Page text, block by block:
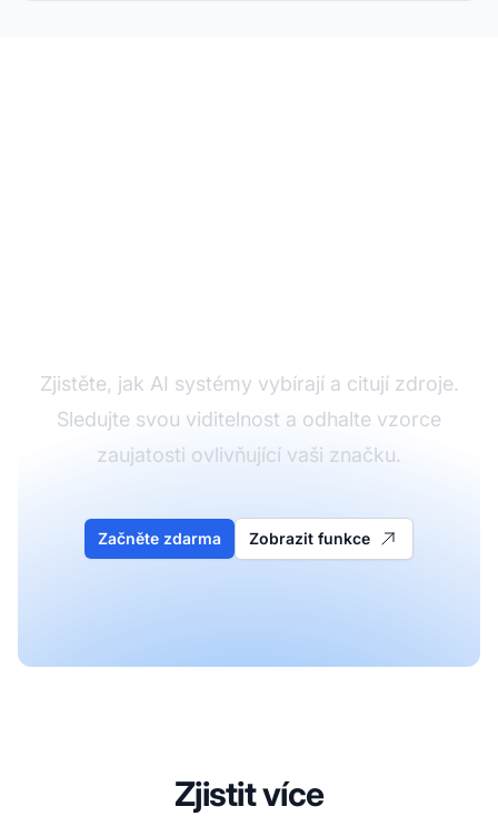
Zjistěte, jak AI systémy vybírají a citují zdroje.
Sledujte svou viditelnost a odhalte vzorce
zaujatosti ovlivňující vaši značku.
Začněte zdarma Zobrazit funkce
Zjistit více